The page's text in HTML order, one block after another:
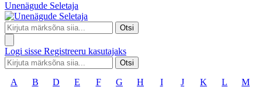
Unenägude Seletaja
Otsi
Logi sisse Registreeru kasutajaks
Otsi
A B D E F G H I J K L M